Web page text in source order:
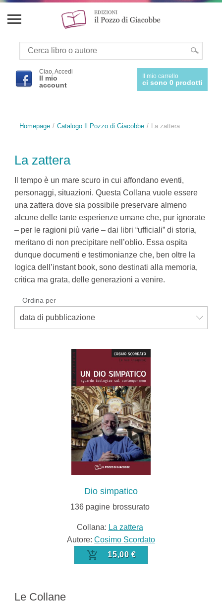
Ciao, Accedi
Il mio
account
Il mio carrello
ci sono 0 prodotti
Homepage Catalogo Il Pozzo di Giacobbe La zattera
La zattera
Il tempo è un mare scuro in cui affondano eventi,
personaggi, situazioni. Questa Collana vuole essere
una zattera dove sia possibile preservare almeno
alcune delle tante esperienze umane che, pur ignorate
– per le ragioni più varie – dai libri “ufficiali” di storia,
meritano di non precipitare nell’oblio. Essa ospita
dunque documenti e testimonianze che, ben oltre la
logica dell’instant book, sono destinati alla memoria,
critica ma grata, delle generazioni a venire.
Ordina per
data di pubblicazione
Dio simpatico
136pagine brossurato
Collana: La zattera
Autore: Cosimo Scordato
15,00 €
Le Collane